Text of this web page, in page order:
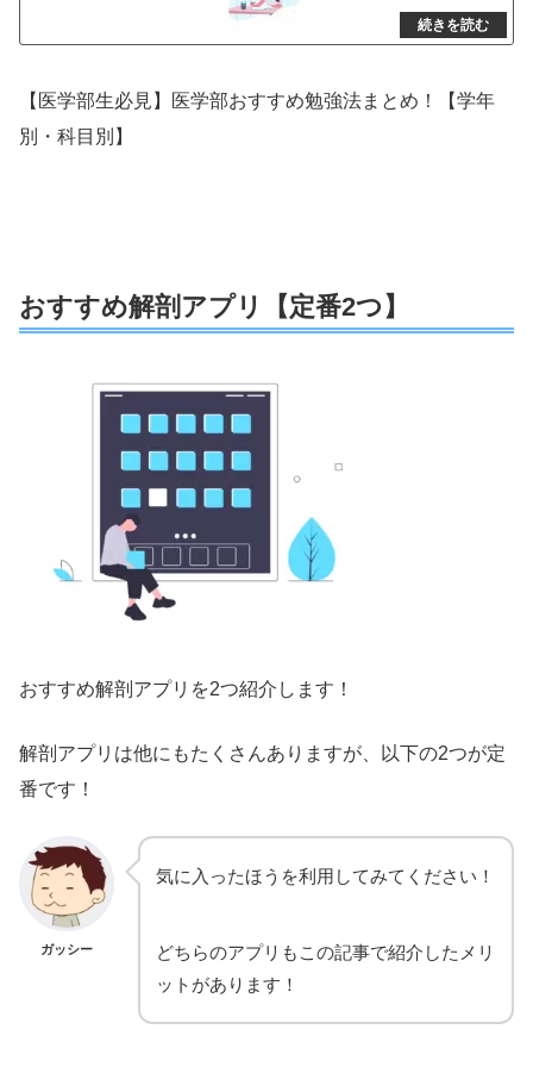
【医学部生必見】医学部おすすめ勉強法まとめ！【学年
別・科目別】
おすすめ解剖アプリ【定番2つ】
おすすめ解剖アプリを2つ紹介します！
解剖アプリは他にもたくさんありますが、以下の2つが定
番です！
ガッシー
気に入ったほうを利用してみてください！
どちらのアプリもこの記事で紹介したメリ
ットがあります！